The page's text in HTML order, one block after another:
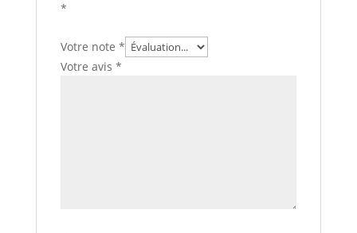
*
Votre note *
Votre avis *